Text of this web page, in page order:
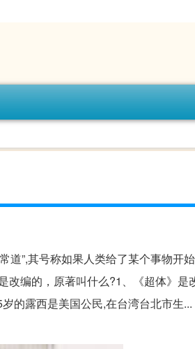
道”,其号称如果人类给了某个事物开
编的，原著叫什么?1、《超体》
的露西是美国公民,在台湾台北市生